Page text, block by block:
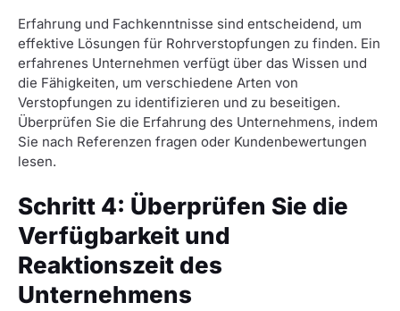
Erfahrung und Fachkenntnisse sind entscheidend, um
effektive Lösungen für Rohrverstopfungen zu finden. Ein
erfahrenes Unternehmen verfügt über das Wissen und
die Fähigkeiten, um verschiedene Arten von
Verstopfungen zu identifizieren und zu beseitigen.
Überprüfen Sie die Erfahrung des Unternehmens, indem
Sie nach Referenzen fragen oder Kundenbewertungen
lesen.
Schritt 4: Überprüfen Sie die
Verfügbarkeit und
Reaktionszeit des
Unternehmens